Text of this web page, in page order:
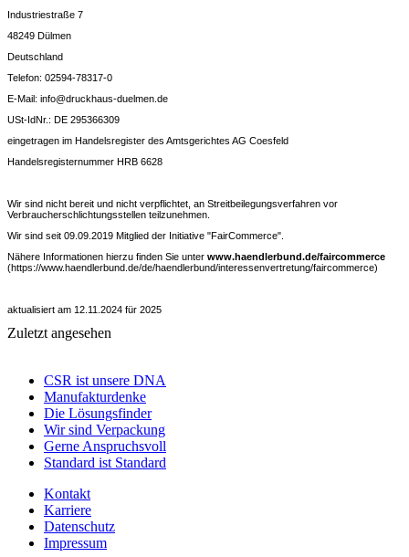
Industriestraße 7
48249 Dülmen
Deutschland
Telefon: 02594-78317-0
E-Mail: info@druckhaus-duelmen.de
USt-IdNr.: DE 295366309
eingetragen im Handelsregister des Amtsgerichtes AG Coesfeld
Handelsregisternummer HRB 6628
Wir sind nicht bereit und nicht verpflichtet, an Streitbeilegungsverfahren vor
Verbraucherschlichtungsstellen teilzunehmen.
Wir sind seit 09.09.2019 Mitglied der Initiative "FairCommerce".
Nähere Informationen hierzu finden Sie unter www.haendlerbund.de/faircommerce
(https://www.haendlerbund.de/de/haendlerbund/interessenvertretung/faircommerce)
aktualisiert am 12.11.2024 für 2025
Zuletzt angesehen
CSR ist unsere DNA
Manufakturdenke
Die Lösungsfinder
Wir sind Verpackung
Gerne Anspruchsvoll
Standard ist Standard
Kontakt
Karriere
Datenschutz
Impressum